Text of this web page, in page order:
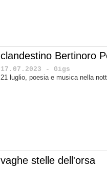
clandestino Bertinoro
17.07.2023 - Gigs
21 luglio, poesia e musica nella
vaghe stelle dell'orsa